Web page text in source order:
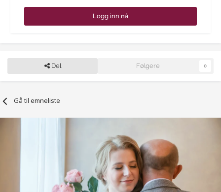
Logg inn nå
Del Følgere 0
Gå til emneliste